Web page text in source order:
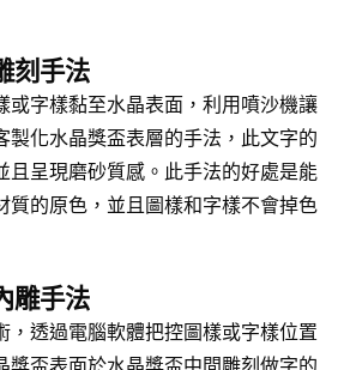
刻手法
或字樣黏至水晶表面，利用噴沙機讓
製化水晶獎盃表層的手法，此文字的
且呈現磨砂質感。此手法的好處是能
質的原色，並且圖樣和字樣不會掉色
雕手法
，透過電腦軟體把控圖樣或字樣位置
獎盃表面於水晶獎盃中間雕刻做字的